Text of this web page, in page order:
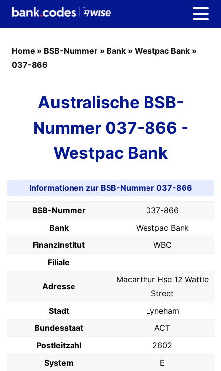
Home » BSB-Nummer » Bank » Westpac Bank »
037-866
Australische BSB-
Nummer 037-866 -
Westpac Bank
Informationen zur BSB-Nummer 037-866
BSB-Nummer
037-866
Bank
Westpac Bank
Finanzinstitut
WBC
Filiale
Adresse
Macarthur Hse 12 Wattle
Street
Stadt
Lyneham
Bundesstaat
ACT
Postleitzahl
2602
System
E